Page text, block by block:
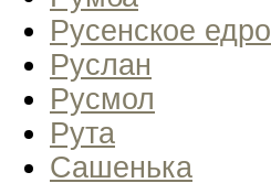
Русенское едро
Руслан
Русмол
Рута
Сашенька